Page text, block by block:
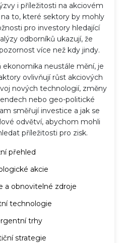
i příležitosti na akciovém
to, které sektory by mohly
pro investory hledající
odborníků ukazují, že
více než kdy jindy.
ekonomika neustále mění, je
ovlivňují růst akciových
nových technologií, změny
nebo geo-politické
směřují investice a jak se
odvětví, abychom mohli
příležitosti pro zisk.
přehled
akcie
a obnovitelné zdroje
technologie
trhy
strategie